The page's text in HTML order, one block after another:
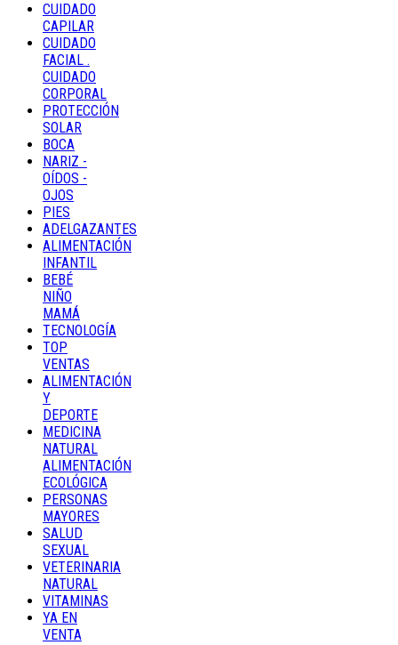
CUIDADO
CAPILAR
CUIDADO
FACIAL .
CUIDADO
CORPORAL
PROTECCIÓN
SOLAR
BOCA
NARIZ -
OÍDOS -
OJOS
PIES
ADELGAZANTES
ALIMENTACIÓN
INFANTIL
BEBÉ
NIÑO
MAMÁ
TECNOLOGÍA
TOP
VENTAS
ALIMENTACIÓN
Y
DEPORTE
MEDICINA
NATURAL
ALIMENTACIÓN
ECOLÓGICA
PERSONAS
MAYORES
SALUD
SEXUAL
VETERINARIA
NATURAL
VITAMINAS
YA EN
VENTA